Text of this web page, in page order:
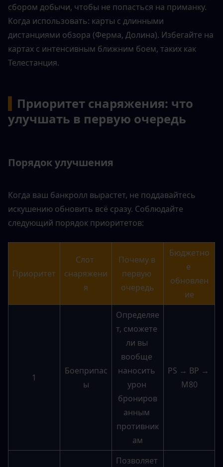
сбором добычи, чтобы не попасться на приманку.
Когда использовать: карты с длинными
дистанциями обзора (Ферма, Долина). Избегайте на
картах с интенсивным ближним боем, таких как
Телестанция.
Приоритет снаряжения: что
улучшать в первую очередь
Порядок улучшения
Когда ваш банкролл вырастет, не поддавайтесь
искушению обновить всё сразу. Соблюдайте
следующий порядок приоритетов:
Приоритет
Слот
снаряжени
я
Почему в
первую
очередь
Бюджетно
е
обновлен
ие
1
Боеприпас
ы
Определяе
т, сможете
ли вы
вообще
наносить
урон
брониров
анным
противник
ам
PS → BP →
M80
Позволяет